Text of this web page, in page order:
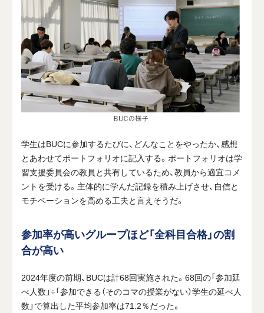
学生はBUCに参加するたびに、どんなことをやったか、感想
とあわせてポートフォリオに記入する。ポートフォリオは学
習支援委員会の教員と共有しているため、教員から適宜コメ
ントを受ける。主体的に学んだ記録を積み上げさせ、自信と
モチベーションを高める工夫と言えそうだ。
参加率が高いグループほど「全科目合格」の割
合が高い
2024年度の前期、BUCは計68回実施された。68回の「参加延
べ人数」÷「参加できる（そのコマの授業がない）学生の延べ人
数」で算出した平均参加率は71.2％だった。